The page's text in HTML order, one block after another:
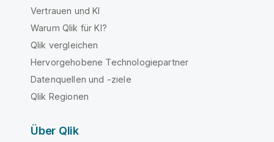
Vertrauen und KI
Warum Qlik für KI?
Qlik vergleichen
Hervorgehobene Technologiepartner
Datenquellen und -ziele
Qlik Regionen
Über Qlik